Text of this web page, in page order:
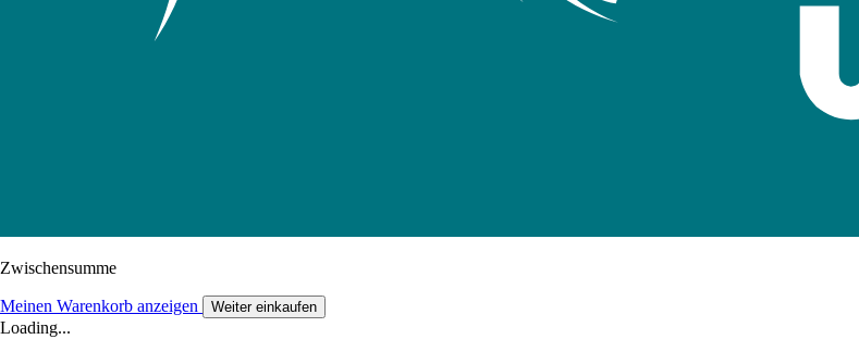
Zwischensumme
Meinen Warenkorb anzeigen Weiter einkaufen
Loading...